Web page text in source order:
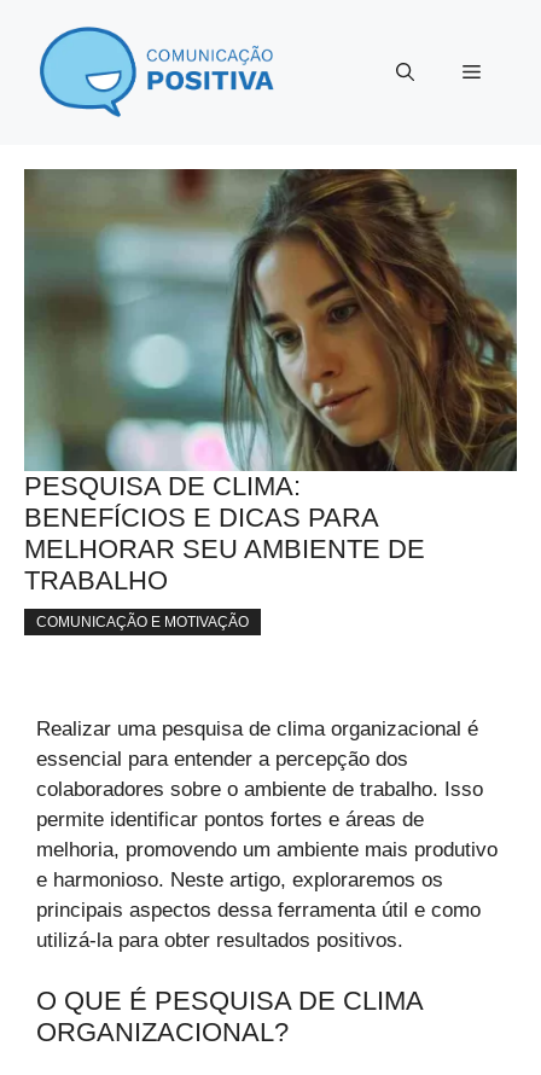
conteúdo
Menu
PESQUISA DE CLIMA:
BENEFÍCIOS E DICAS PARA
MELHORAR SEU AMBIENTE DE
TRABALHO
COMUNICAÇÃO E MOTIVAÇÃO
Realizar uma pesquisa de clima organizacional é
essencial para entender a percepção dos
colaboradores sobre o ambiente de trabalho. Isso
permite identificar pontos fortes e áreas de
melhoria, promovendo um ambiente mais produtivo
e harmonioso. Neste artigo, exploraremos os
principais aspectos dessa ferramenta útil e como
utilizá-la para obter resultados positivos.
O QUE É PESQUISA DE CLIMA
ORGANIZACIONAL?